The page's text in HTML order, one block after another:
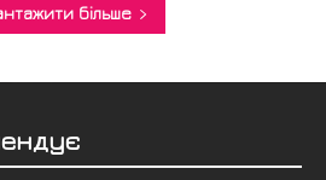
більше